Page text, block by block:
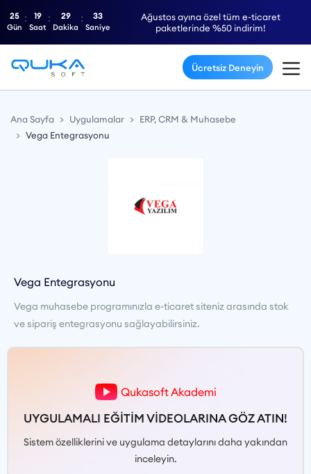
Ağustos ayına özel tüm e-ticaret
paketlerinde %50 indirim!
25
Gün
19
Saat
29
Dakika
32
Saniye
Ücretsiz Deneyin
Ana Sayfa Uygulamalar
ERP, CRM & Muhasebe
Vega Entegrasyonu
Vega Entegrasyonu
Vega muhasebe programınızla e-ticaret siteniz arasında stok
ve sipariş entegrasyonu sağlayabilirsiniz.
Qukasoft Akademi
UYGULAMALI EĞİTİM VİDEOLARINA GÖZ ATIN!
Sistem özelliklerini ve uygulama detaylarını daha yakından
inceleyin.